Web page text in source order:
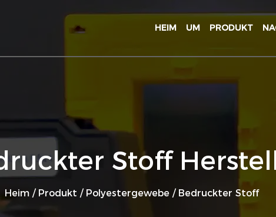
HEIM UM PRODUKT
Stoff
Heim / Produkt / Polyestergewebe / Bedruckter Stoff